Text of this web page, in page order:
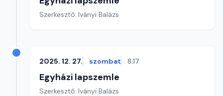
Szerkesztő: Iványi Balázs
2025. 12. 27. szombat 8:17
Egyházi lapszemle
Szerkesztő: Iványi Balázs